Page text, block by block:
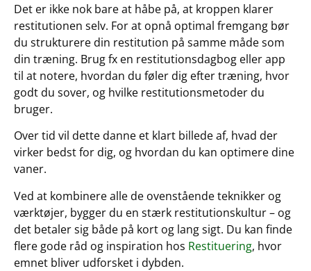
Det er ikke nok bare at håbe på, at kroppen klarer
restitutionen selv. For at opnå optimal fremgang bør
du strukturere din restitution på samme måde som
din træning. Brug fx en restitutionsdagbog eller app
til at notere, hvordan du føler dig efter træning, hvor
godt du sover, og hvilke restitutionsmetoder du
bruger.
Over tid vil dette danne et klart billede af, hvad der
virker bedst for dig, og hvordan du kan optimere dine
vaner.
Ved at kombinere alle de ovenstående teknikker og
værktøjer, bygger du en stærk restitutionskultur – og
det betaler sig både på kort og lang sigt. Du kan finde
flere gode råd og inspiration hos Restituering, hvor
emnet bliver udforsket i dybden.